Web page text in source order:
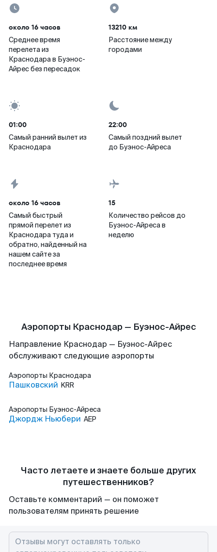
около 16 часов
Среднее время
перелета из
Краснодара в Буэнос-
Айрес без пересадок
13210 км
Расстояние между
городами
01:00
Самый ранний вылет из
Краснодара
22:00
Самый поздний вылет
до Буэнос-Айреса
около 16 часов
Самый быстрый
прямой перелет из
Краснодара туда и
обратно, найденный на
нашем сайте за
последнее время
15
Количество рейсов до
Буэнос-Айреса в
неделю
Аэропорты Краснодар — Буэнос-Айрес
Направление Краснодар — Буэнос-Айрес
обслуживают следующие аэропорты
Аэропорты Краснодара
Пашковский KRR
Аэропорты Буэнос-Айреса
Джордж Ньюбери AEP
Часто летаете и знаете больше других
путешественников?
Оставьте комментарий — он поможет
пользователям принять решение